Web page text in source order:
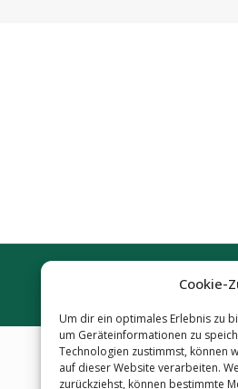
Cookie-
Um dir ein optimales Erlebnis zu
um Geräteinformationen zu
Technologien zustimmst, können
auf dieser Website verarbeiten.
zurückziehst, können bestimmte